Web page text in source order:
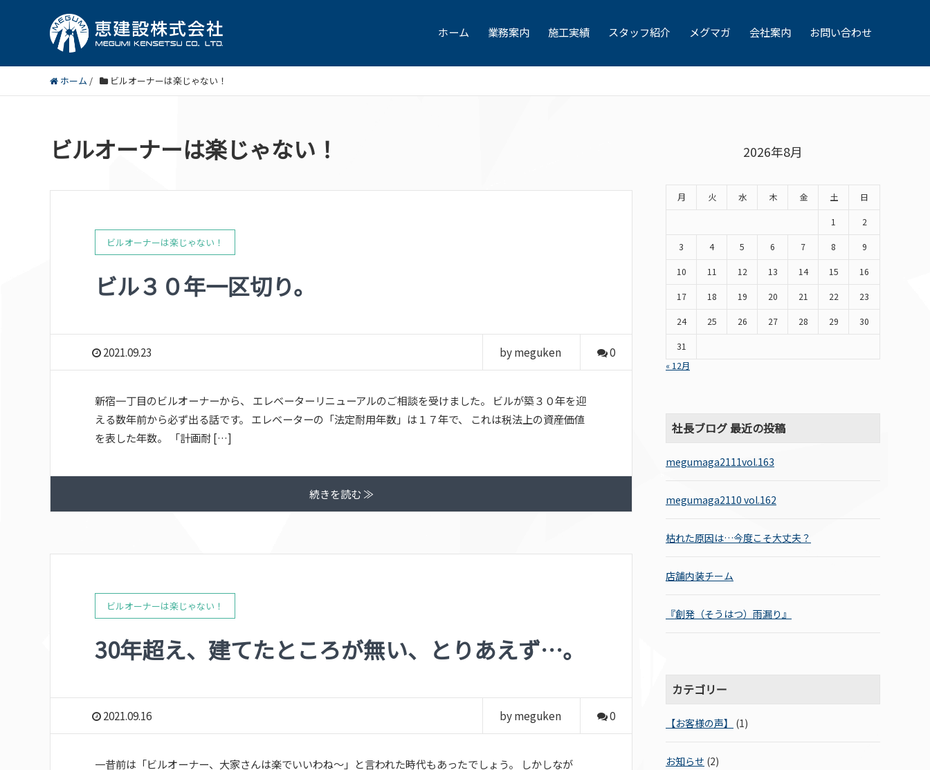
ホーム 業務案内 施工実績 スタッフ紹介 メグマガ 会社案内 お問い合わせ
ホーム / ビルオーナーは楽じゃない！
ビルオーナーは楽じゃない！
ビルオーナーは楽じゃない！
ビル３０年一区切り。
2021.09.23 by meguken 0
新宿一丁目のビルオーナーから、 エレベーターリニューアルのご相談を受けました。 ビルが築３０年を迎
える数年前から必ず出る話です。 エレベーターの「法定耐用年数」は１７年で、 これは税法上の資産価値
を表した年数。 「計画耐 […]
続きを読む ≫
ビルオーナーは楽じゃない！
30年超え、建てたところが無い、とりあえず…。
2021.09.16 by meguken 0
一昔前は「ビルオーナー、大家さんは楽でいいわね～」と言われた時代もあったでしょう。 しかしなが
2026年8月
月 火 水 木 金 土
日
1
2
3
4 5 6 7 8
9
10
11 12 13 14 15
16
17
18 19 20 21 22
23
24
25 26 27 28 29
30
31
« 12月
社長ブログ 最近の投稿
megumaga2111vol.163
megumaga2110 vol.162
枯れた原因は…今度こそ大丈夫？
店舗内装チーム
『創発（そうはつ）雨漏り』
カテゴリー
【お客様の声】 (1)
お知らせ (2)